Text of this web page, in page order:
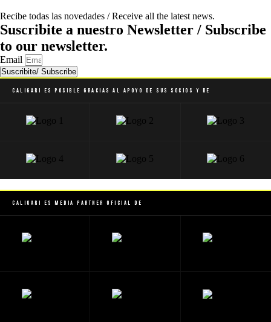
Recibe todas las novedades / Receive all the latest news.
Suscribite a nuestro Newsletter / Subscribe
to our newsletter.
Email
Suscribite/ Subscribe
Caligari es posible gracias al apoyo de sus socios y de
Caligari es Media Partner Oficial de